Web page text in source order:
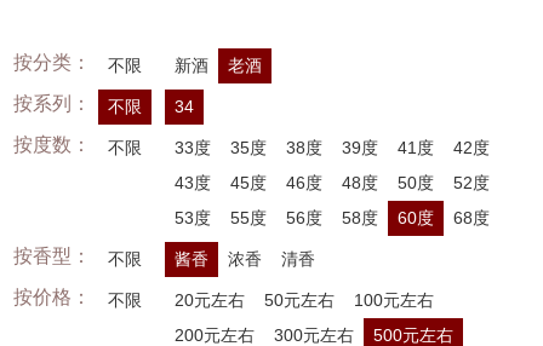
按分类： 不限 新酒 老酒
按系列： 不限 34
按度数： 不限 33度 35度 38度 39度 41度
42度
43度
45度 46度 48度 50度
52度
53度
55度 56度 58度 60度 68度
按香型： 不限 酱香 浓香 清香
按价格： 不限 20元左右 50元左右
100元左右
200元左右
300元左右
500元左右